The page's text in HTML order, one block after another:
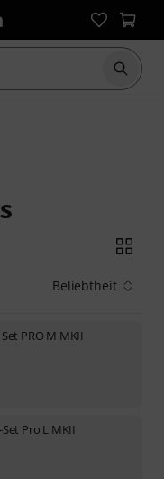
Suche
Beliebtheit
PRO M MKII
Pro L MKII